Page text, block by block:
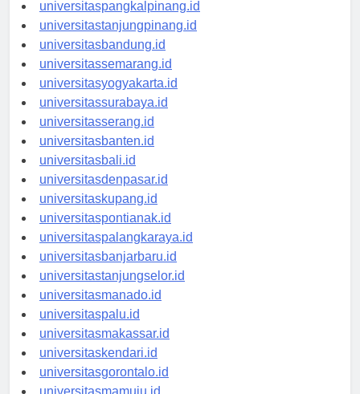
universitaspangkalpinang.id
universitastanjungpinang.id
universitasbandung.id
universitassemarang.id
universitasyogyakarta.id
universitassurabaya.id
universitasserang.id
universitasbanten.id
universitasbali.id
universitasdenpasar.id
universitaskupang.id
universitaspontianak.id
universitaspalangkaraya.id
universitasbanjarbaru.id
universitastanjungselor.id
universitasmanado.id
universitaspalu.id
universitasmakassar.id
universitaskendari.id
universitasgorontalo.id